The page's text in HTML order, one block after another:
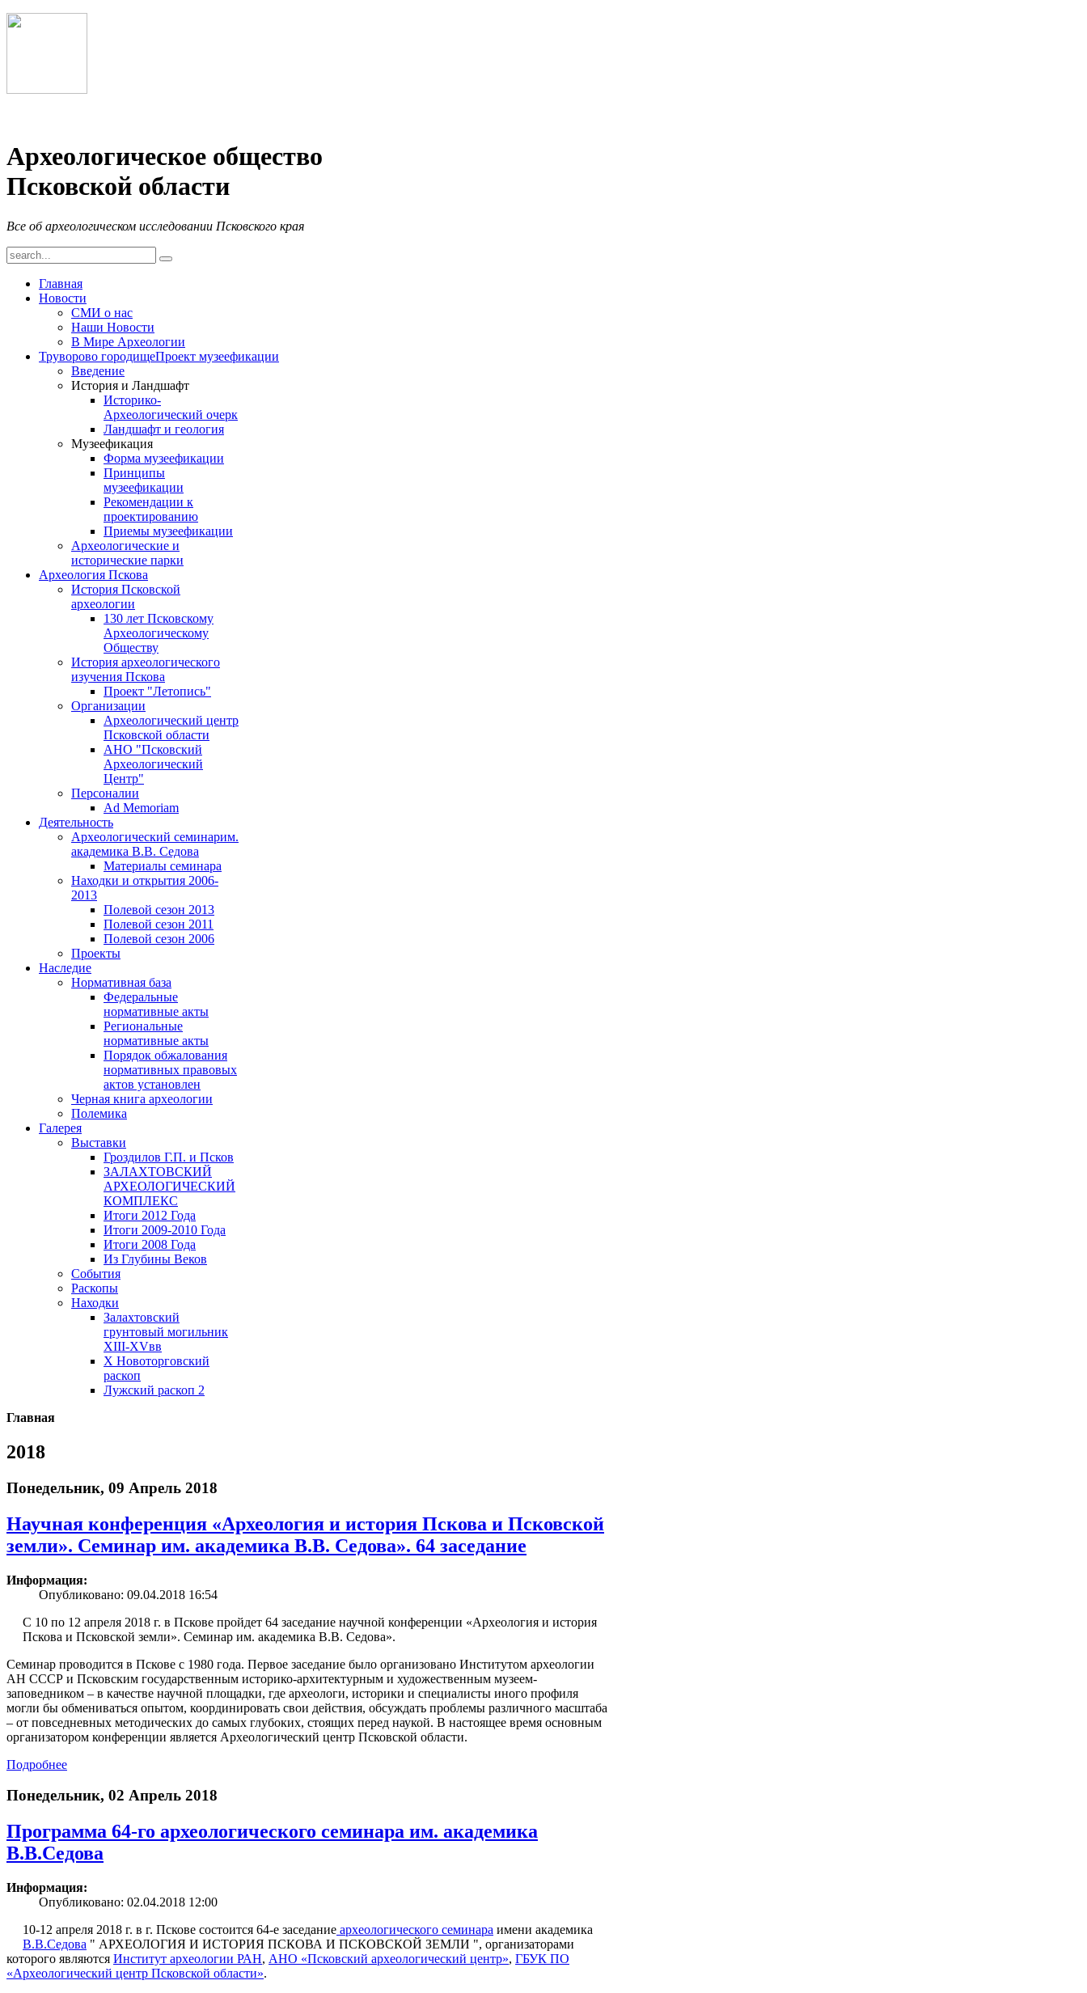
Археологическое общество
Псковской области
Все об археологическом исследовании Псковского края
Главная
Новости
СМИ о нас
Наши Новости
В Мире Археологии
Труворово городищеПроект музеефикации
Введение
История и Ландшафт
Историко-
Археологический очерк
Ландшафт и геология
Музеефикация
Форма музеефикации
Принципы
музеефикации
Рекомендации к
проектированию
Приемы музеефикации
Археологические и
исторические парки
Археология Пскова
История Псковской
археологии
130 лет Псковскому
Археологическому
Обществу
История археологического
изучения Пскова
Проект "Летопись"
Организации
Археологический центр
Псковской области
АНО "Псковский
Археологический
Центр"
Персоналии
Ad Memoriam
Деятельность
Археологический семинарим.
академика В.В. Седова
Материалы семинара
Находки и открытия 2006-
2013
Полевой сезон 2013
Полевой сезон 2011
Полевой сезон 2006
Проекты
Наследие
Нормативная база
Федеральные
нормативные акты
Региональные
нормативные акты
Порядок обжалования
нормативных правовых
актов установлен
Черная книга археологии
Полемика
Галерея
Выставки
Гроздилов Г.П. и Псков
ЗАЛАХТОВСКИЙ
АРХЕОЛОГИЧЕСКИЙ
КОМПЛЕКС
Итоги 2012 Года
Итоги 2009-2010 Года
Итоги 2008 Года
Из Глубины Веков
События
Раскопы
Находки
Залахтовский
грунтовый могильник
XIII-XVвв
X Новоторговский
раскоп
Лужский раскоп 2
Главная
2018
Понедельник, 09 Апрель 2018
Научная конференция «Археология и история Пскова и Псковской
земли». Семинар им. академика В.В. Седова». 64 заседание
Информация:
Опубликовано: 09.04.2018 16:54
С 10 по 12 апреля 2018 г. в Пскове пройдет 64 заседание научной конференции «Археология и история
Пскова и Псковской земли». Семинар им. академика В.В. Седова».
Семинар проводится в Пскове с 1980 года. Первое заседание было организовано Институтом археологии
АН СССР и Псковским государственным историко-архитектурным и художественным музеем-
заповедником – в качестве научной площадки, где археологи, историки и специалисты иного профиля
могли бы обмениваться опытом, координировать свои действия, обсуждать проблемы различного масштаба
– от повседневных методических до самых глубоких, стоящих перед наукой. В настоящее время основным
организатором конференции является Археологический центр Псковской области.
Подробнее
Понедельник, 02 Апрель 2018
Программа 64-го археологического семинара им. академика
В.В.Седова
Информация:
Опубликовано: 02.04.2018 12:00
10-12 апреля 2018 г. в г. Пскове состоится 64-е заседание археологического семинара имени академика
В.В.Седова " АРХЕОЛОГИЯ И ИСТОРИЯ ПСКОВА И ПСКОВСКОЙ ЗЕМЛИ ", организаторами
которого являются Институт археологии РАН, АНО «Псковский археологический центр», ГБУК ПО
«Археологический центр Псковской области».